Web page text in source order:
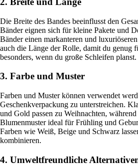
Die Breite des Bandes beeinflusst den
Bänder eignen sich für kleine Pakete und
Bänder einen markanteren und
auch die Länge der Rolle, damit du genug
besonders, wenn du große Schleifen planst.
3. Farbe und Muster
Farben und Muster können verwendet
Geschenkverpackung zu unterstreichen.
und Gold passen zu Weihnachten,
Blumenmuster ideal für Frühling und
Farben wie Weiß, Beige und Schwarz
kombinieren.
4. Umweltfreundliche